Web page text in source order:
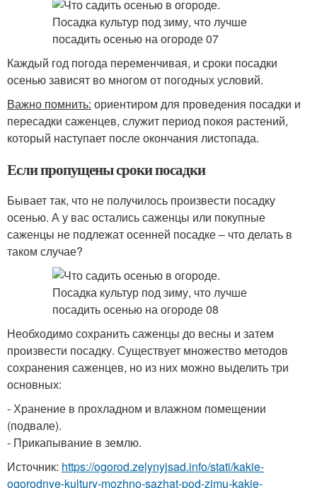
Каждый год погода переменчивая, и сроки посадки
осенью зависят во многом от погодных условий.
Важно помнить: ориентиром для проведения посадки и
пересадки саженцев, служит период покоя растений,
который наступает после окончания листопада.
Если пропущены сроки посадки
Бывает так, что не получилось произвести посадку
осенью. А у вас остались саженцы или покупные
саженцы не подлежат осенней посадке – что делать в
таком случае?
Необходимо сохранить саженцы до весны и затем
произвести посадку. Существует множество методов
сохранения саженцев, но из них можно выделить три
основных:
- Хранение в прохладном и влажном помещении
(подвале).
- Прикапывание в землю.
Источник: https://ogorod.zelynyjsad.info/stati/kakie-
ogorodnye-kultury-mozhno-sazhat-pod-zimu-kakie-